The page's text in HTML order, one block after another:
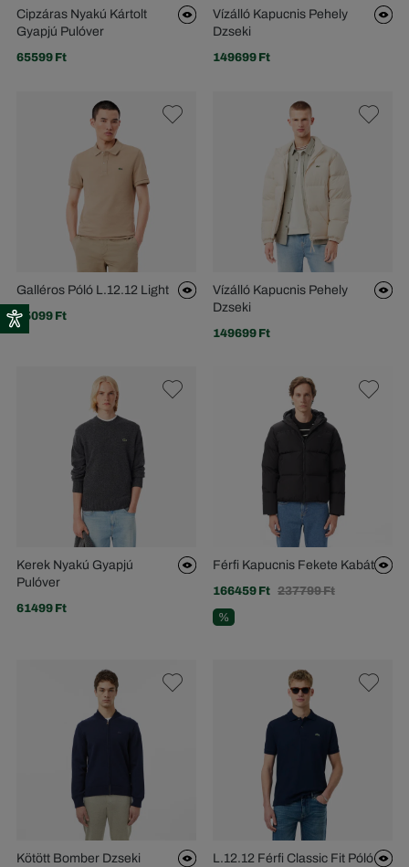
Cipzáras Nyakú Kártolt
Gyapjú Pulóver
65599 Ft
Vízálló Kapucnis Pehely
Dzseki
149699 Ft
Galléros Póló L.12.12 Light
45099 Ft
Vízálló Kapucnis Pehely
Dzseki
149699 Ft
Kerek Nyakú Gyapjú
Pulóver
61499 Ft
Férfi Kapucnis Fekete Kabát
166459 Ft 237799 Ft
%
Kötött Bomber Dzseki
L.12.12 Férfi Classic Fit Póló